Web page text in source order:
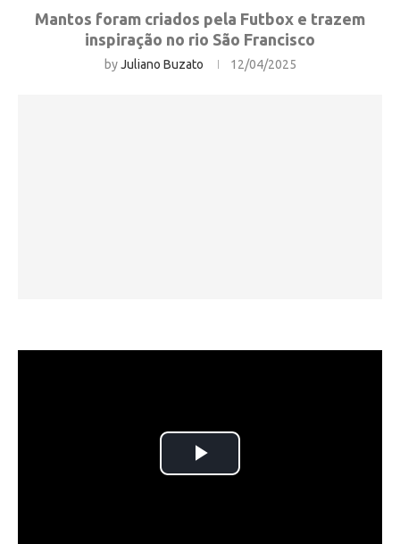
Mantos foram criados pela Futbox e trazem
inspiração no rio São Francisco
byJuliano Buzato 12/04/2025